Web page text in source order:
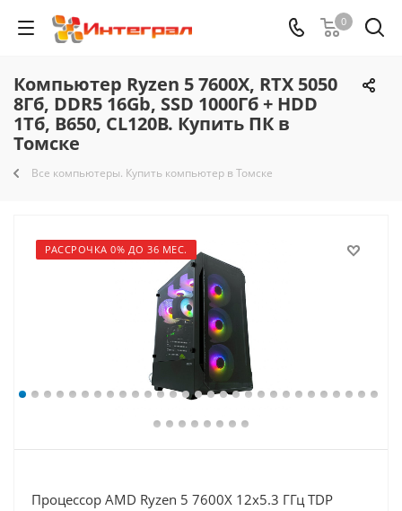
0
Компьютер Ryzen 5 7600X, RTX 5050
8Гб, DDR5 16Gb, SSD 1000Гб + HDD
1Тб, B650, CL120B. Купить ПК в
Томске
Все компьютеры. Купить компьютер в Томске
РАССРОЧКА 0% ДО 36 МЕС.
Процессор AMD Ryzen 5 7600X 12x5.3 ГГц TDP